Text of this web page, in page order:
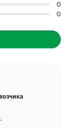
0
0